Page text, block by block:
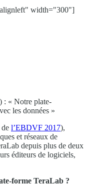
width="300"]
: « Notre plate-
les données »
l’EBDVF 2017),
et réseaux de
depuis plus de deux
éditeurs de logiciels,
forme TeraLab ?